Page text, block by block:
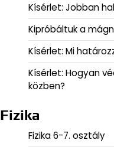
Kísérlet: Jobban
Kipróbáltuk a
Kísérlet: Mi
Kísérlet: Hogyan
közben?
Fizika
Fizika 6-7. osztály